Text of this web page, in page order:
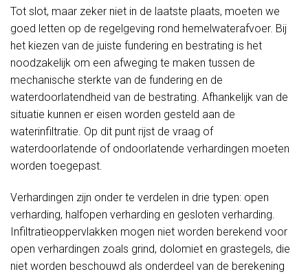
Tot slot, maar zeker niet in de laatste plaats, moeten we
goed letten op de regelgeving rond hemelwaterafvoer. Bij
het kiezen van de juiste fundering en bestrating is het
noodzakelijk om een afweging te maken tussen de
mechanische sterkte van de fundering en de
waterdoorlatendheid van de bestrating. Afhankelijk van de
situatie kunnen er eisen worden gesteld aan de
waterinfiltratie. Op dit punt rijst de vraag of
waterdoorlatende of ondoorlatende verhardingen moeten
worden toegepast.
Verhardingen zijn onder te verdelen in drie typen: open
verharding, halfopen verharding en gesloten verharding.
Infiltratieoppervlakken mogen niet worden berekend voor
open verhardingen zoals grind, dolomiet en grastegels, die
niet worden beschouwd als onderdeel van de berekening